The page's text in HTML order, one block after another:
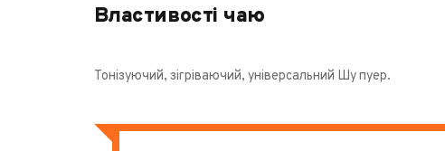
Властивості чаю
Тонізуючий, зігріваючий, універсальний Шу пуер.